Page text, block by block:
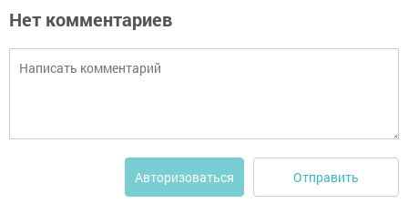
Нет комментариев
Авторизоваться Отправить